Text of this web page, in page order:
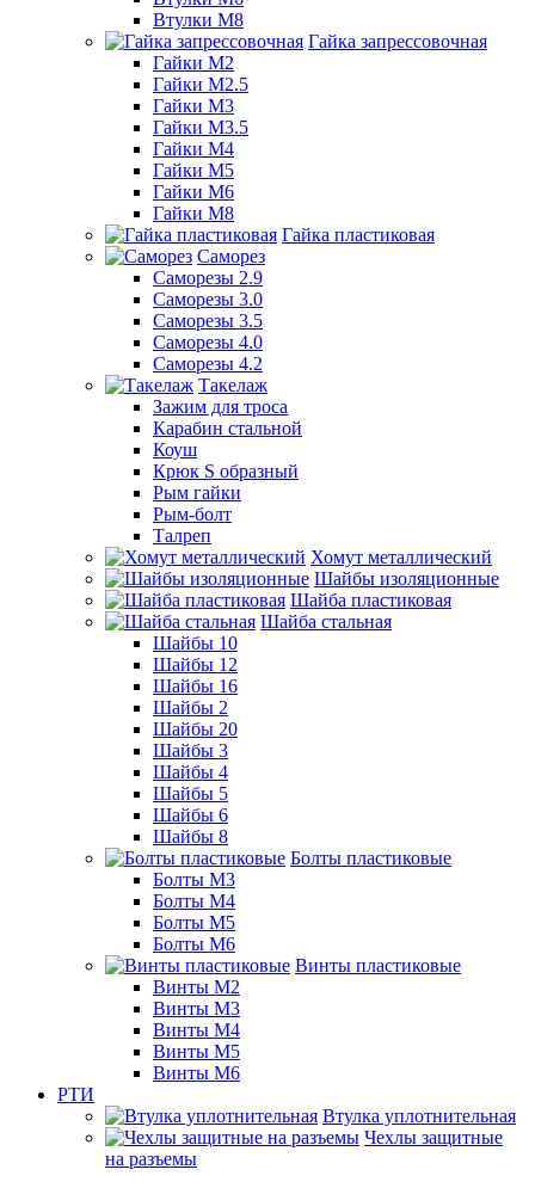
Втулки М8
Гайка запрессовочная
Гайки М2
Гайки М2.5
Гайки М3
Гайки М3.5
Гайки М4
Гайки М5
Гайки М6
Гайки М8
Гайка пластиковая
Саморез
Саморезы 2.9
Саморезы 3.0
Саморезы 3.5
Саморезы 4.0
Саморезы 4.2
Такелаж
Зажим для троса
Карабин стальной
Коуш
Крюк S образный
Рым гайки
Рым-болт
Талреп
Хомут металлический
Шайбы изоляционные
Шайба пластиковая
Шайба стальная
Шайбы 10
Шайбы 12
Шайбы 16
Шайбы 2
Шайбы 20
Шайбы 3
Шайбы 4
Шайбы 5
Шайбы 6
Шайбы 8
Болты пластиковые
Болты М3
Болты М4
Болты М5
Болты М6
Винты пластиковые
Винты М2
Винты М3
Винты М4
Винты М5
Винты М6
РТИ
Втулка уплотнительная
Чехлы защитные
на разъемы